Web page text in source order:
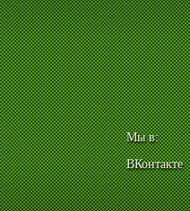
Мы в:
ВКонтакте